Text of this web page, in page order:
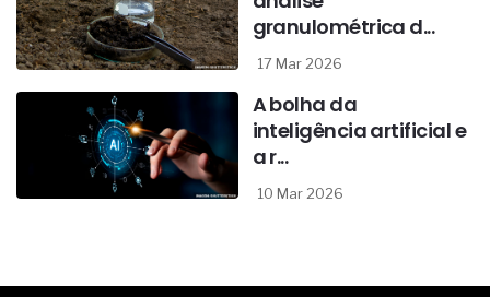
granulométrica d...
17 Mar 2026
A bolha da
inteligência artificial e
a r...
10 Mar 2026